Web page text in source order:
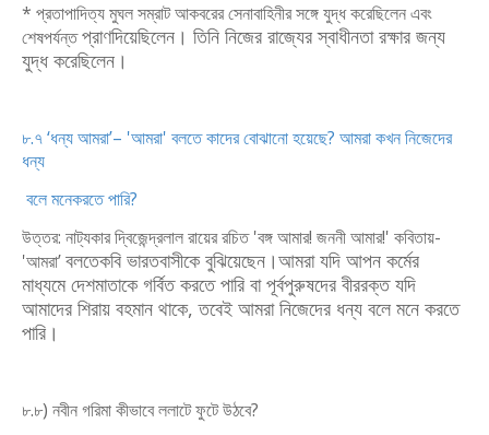
* প্রতাপাদিত্য মুঘল সম্রাট আকবরের সেনাবাহিনীর সঙ্গে যুদ্ধ করেছিলেন এবং
শেষপর্যন্তপ্রাণদিয়েছিলেন। তিনি নিজের রাজ্যের স্বাধীনতা রক্ষার জন্য
যুদ্ধ করেছিলেন।
৮.৭ ‘ধন্য আমরা’– 'আমরা' বলতে কাদের বোঝানো হয়েছে? আমরা কখন নিজেদের
ধন্য
বলে মনেকরতে পারি?
উত্তর: নাট্যকার দ্বিজেন্দ্রলাল রায়ের রচিত 'বঙ্গ আমার! জননী আমার!' কবিতায়-
'আমরা’বলতেকবি ভারতবাসীকে বুঝিয়েছেন।আমরা যদি আপন কর্মের
মাধ্যমে দেশমাতাকেগর্বিত করতে পারি বা পূর্বপুরুষদের বীররক্ত যদি
আমাদের শিরায় বহমান থাকে, তবেই আমরা নিজেদের ধন্য বলে মনে করতে
পারি।
৮.৮) নবীন গরিমা কীভাবে ললাটে ফুটে উঠবে?